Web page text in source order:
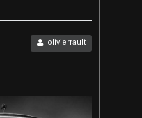
olivierrault